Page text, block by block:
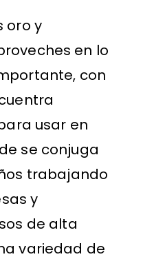
oro y
en lo
con
usar en
se conjuga
trabajando
y
de alta
variedad de